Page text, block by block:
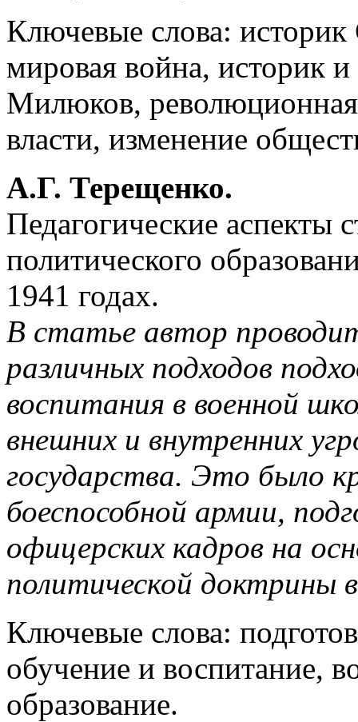
Ключевые слова:
мировая война, историк
Милюков, революционная
власти, изменение
А.Г. Терещенко.
Педагогические аспекты
политического
1941 годах.
В статье автор
различных подходов
воспитания в военной
внешних и внутренних
государства. Это было
боеспособной армии,
офицерских кадров на
политической доктрины
Ключевые слова:
обучение и воспитание,
образование.